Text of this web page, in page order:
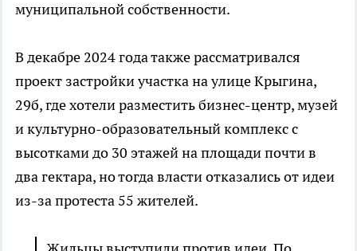
муниципальной собственности.
В декабре 2024 года также рассматривался
проект застройки участка на улице Крыгина,
29б, где хотели разместить бизнес-центр, музей
и культурно-образовательный комплекс с
высотками до 30 этажей на площади почти в
два гектара, но тогда власти отказались от идеи
из-за протеста 55 жителей.